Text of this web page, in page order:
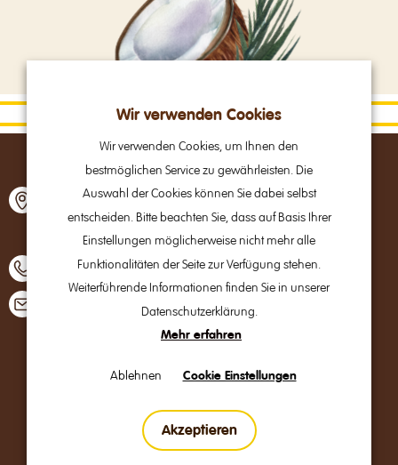
Alpine Brands GmbH & Co Kg
Gmundner Straße 27
A – 4800 Attnang-Puchheim
+43 7674 64 222
office@alpinebrands.at
Datenschutzerklärung
Wir verwenden Cookies
Wir verwenden Cookies, um Ihnen den
bestmöglichen Service zu gewährleisten. Die
Auswahl der Cookies können Sie dabei selbst
entscheiden. Bitte beachten Sie, dass auf Basis Ihrer
Einstellungen möglicherweise nicht mehr alle
Funktionalitäten der Seite zur Verfügung stehen.
Weiterführende Informationen finden Sie in unserer
Datenschutzerklärung.
Mehr erfahren
Ablehnen Cookie Einstellungen
Akzeptieren